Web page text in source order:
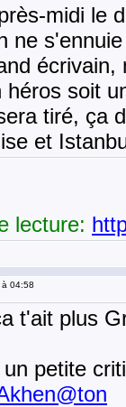
midi le
ne
héros soit
tiré, ça
et
lecture:
04:58
t'ait plus
petite